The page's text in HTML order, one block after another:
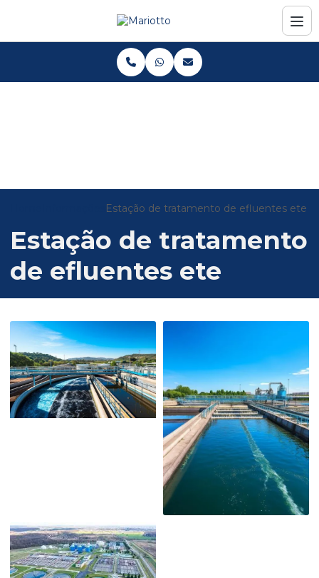
Estação de tratamento de efluentes ete
Estação de tratamento
de efluentes ete